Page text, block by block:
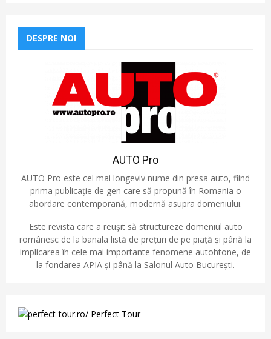
DESPRE NOI
AUTO Pro
AUTO Pro este cel mai longeviv nume din presa auto, fiind
prima publicație de gen care să propună în Romania o
abordare contemporană, modernă asupra domeniului.
Este revista care a reușit să structureze domeniul auto
românesc de la banala listă de prețuri de pe piață și până la
implicarea în cele mai importante fenomene autohtone, de
la fondarea APIA și până la Salonul Auto București.